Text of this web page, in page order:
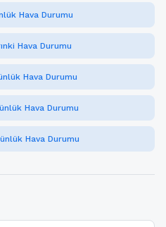
Hava Durumu
Hava Durumu
Hava Durumu
Hava Durumu
Hava Durumu